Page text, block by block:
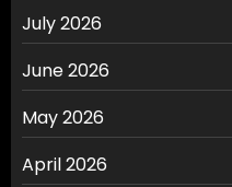
July 2026
June 2026
May 2026
April 2026